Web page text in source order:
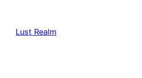
content
Lust Realm